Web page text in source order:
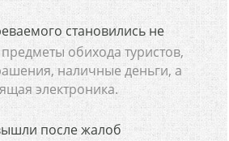
становились не
обихода туристов,
наличные деньги, а
электроника.
после жалоб